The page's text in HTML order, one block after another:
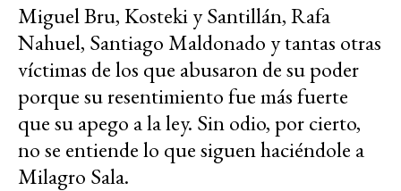
Miguel Bru, Kosteki y Santillán, Rafa
Nahuel, Santiago Maldonado y tantas otras
víctimas de los que abusaron de su poder
porque su resentimiento fue más fuerte
que su apego a la ley. Sin odio, por cierto,
no se entiende lo que siguen haciéndole a
Milagro Sala.